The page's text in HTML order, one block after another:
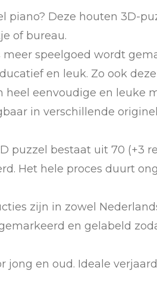
piano? Deze houten 3D-
of bureau.
meer speelgoed wordt
en leuk. Zo ook
eenvoudige en leuke
in verschillende
puzzel bestaat uit 70 (+3
Het hele proces duurt
zijn in zowel
en gelabeld
jong en oud. Ideale